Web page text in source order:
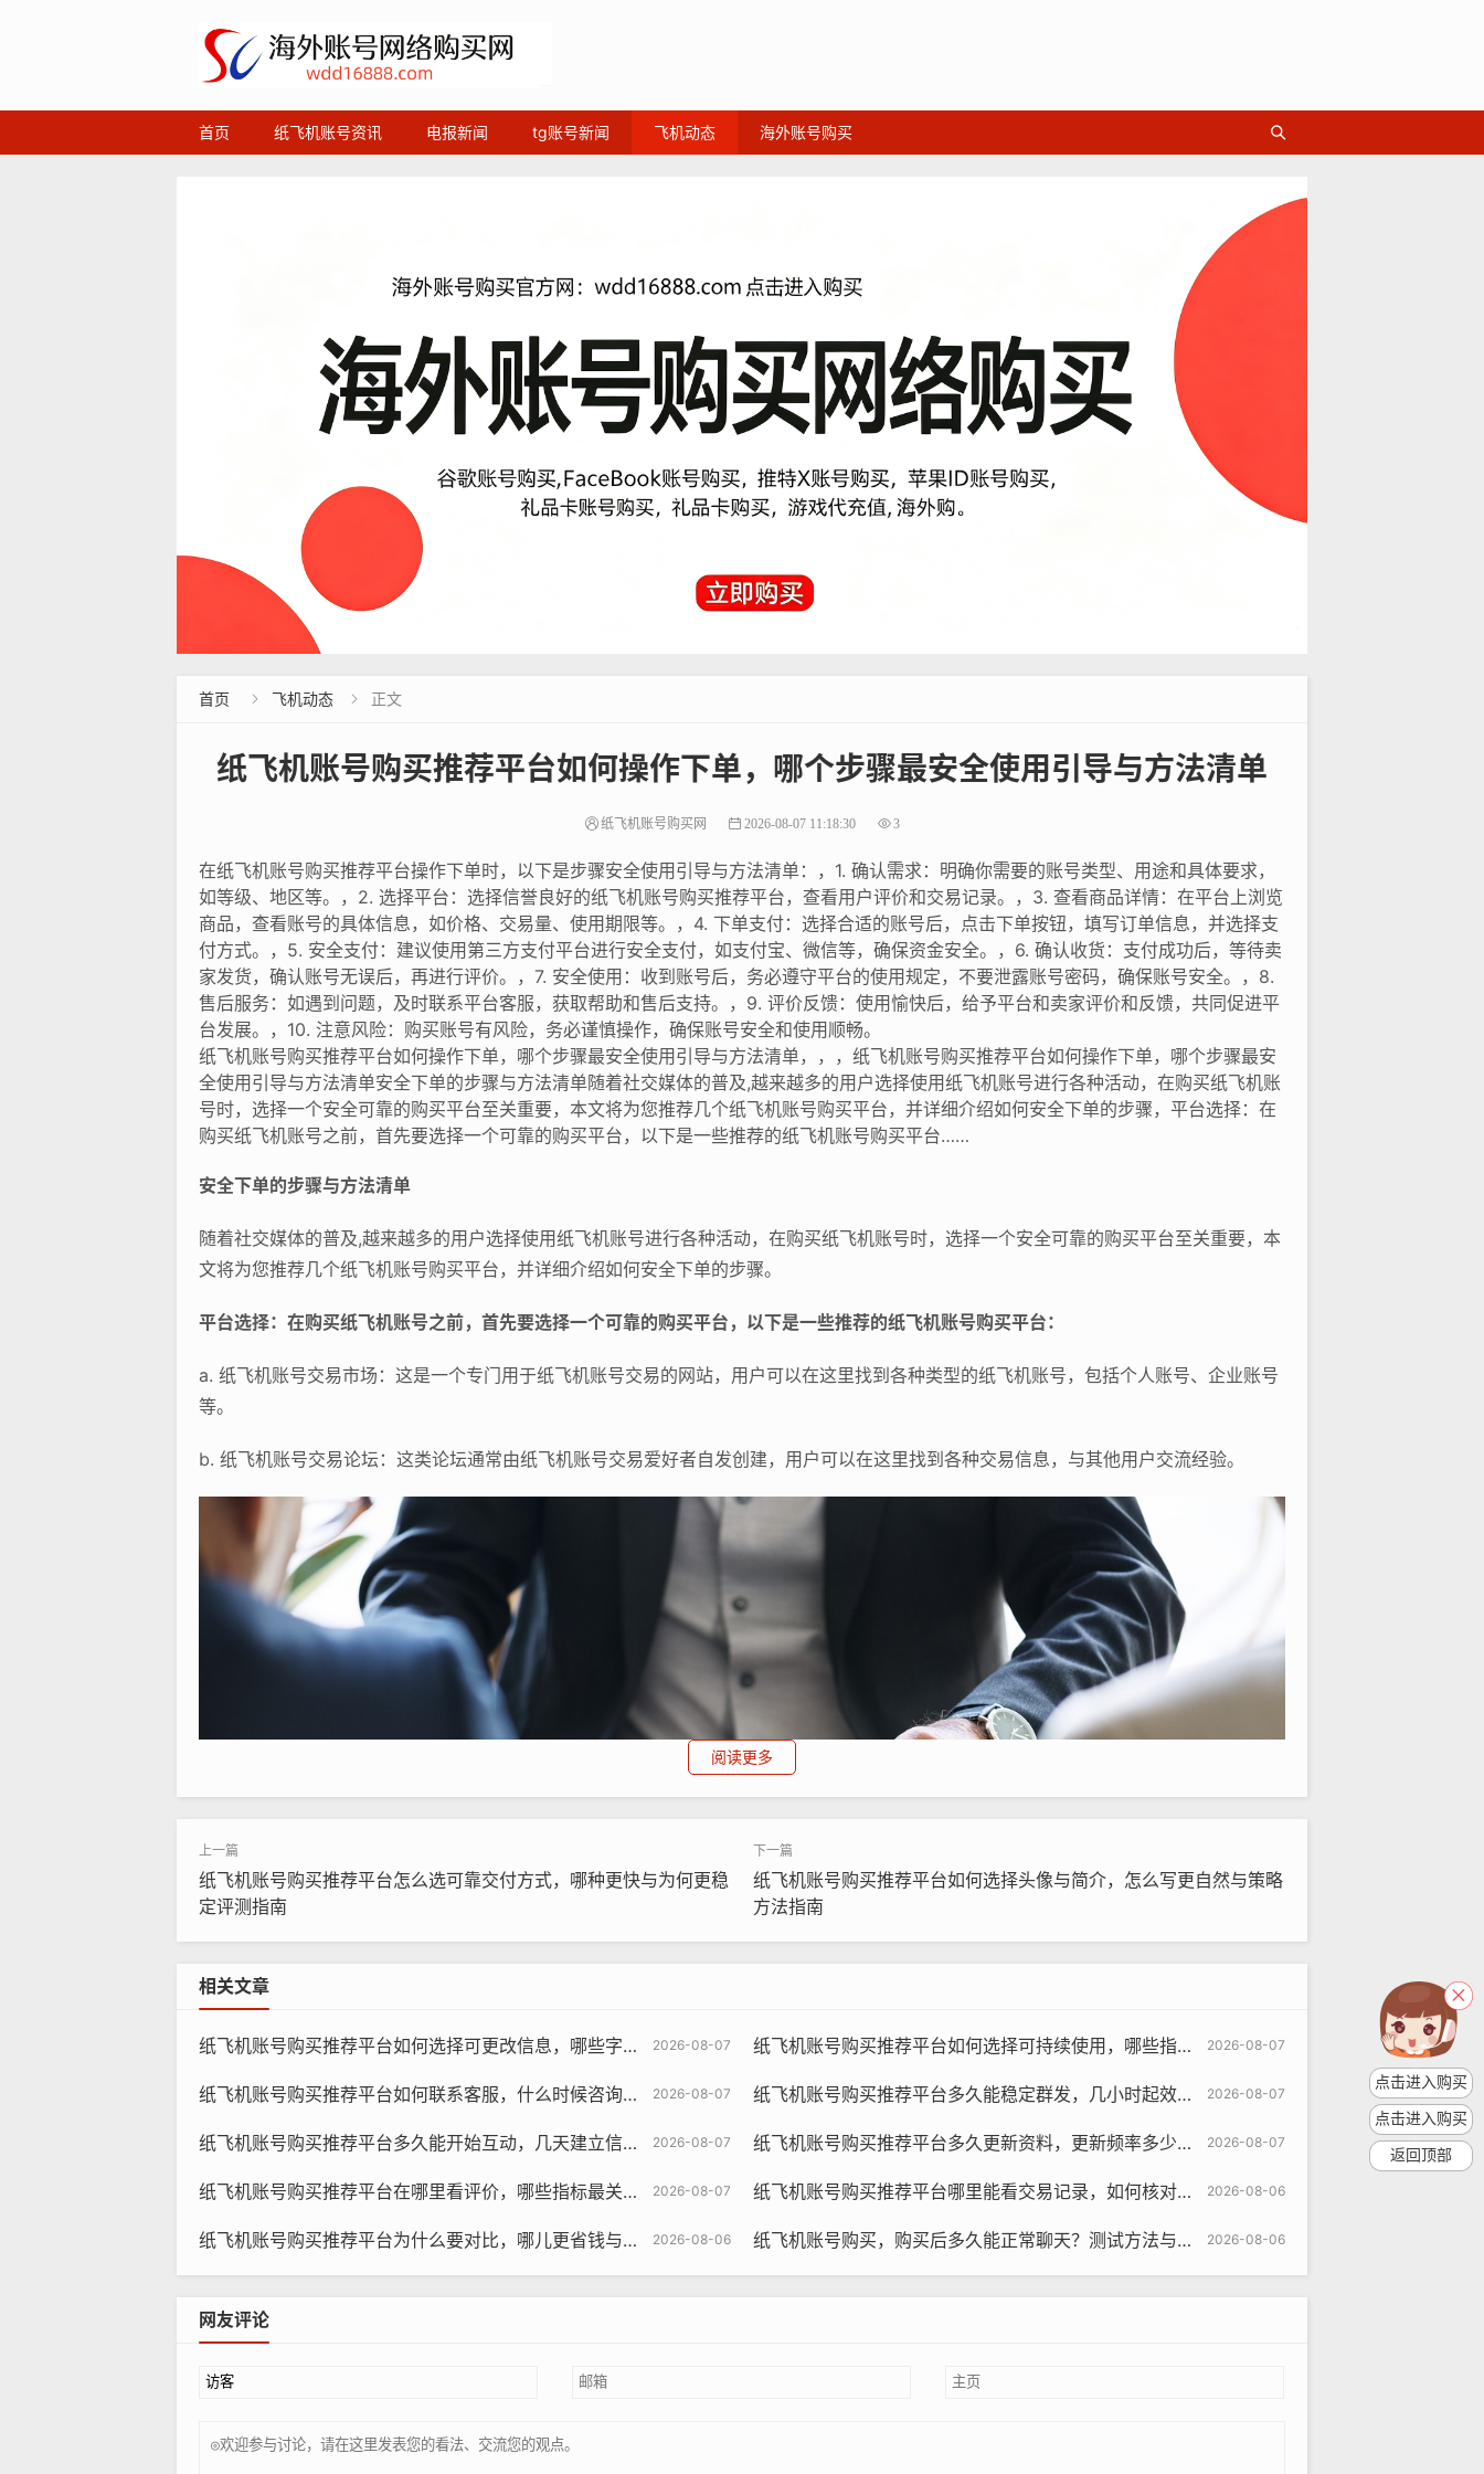
首页 纸飞机账号资讯 电报新闻 tg账号新闻 飞机动态 海外账号购买
首页  飞机动态  正文
纸飞机账号购买推荐平台如何操作下单，哪个步骤最安全使用引导与方法清单
纸飞机账号购买网 2026-08-07 11:18:30 3
在纸飞机账号购买推荐平台操作下单时，以下是步骤安全使用引导与方法清单：，1. 确认需求：明确你需要的账号类型、用途和具体要求，
如等级、地区等。，2. 选择平台：选择信誉良好的纸飞机账号购买推荐平台，查看用户评价和交易记录。，3. 查看商品详情：在平台上浏览
商品，查看账号的具体信息，如价格、交易量、使用期限等。，4. 下单支付：选择合适的账号后，点击下单按钮，填写订单信息，并选择支
付方式。，5. 安全支付：建议使用第三方支付平台进行安全支付，如支付宝、微信等，确保资金安全。，6. 确认收货：支付成功后，等待卖
家发货，确认账号无误后，再进行评价。，7. 安全使用：收到账号后，务必遵守平台的使用规定，不要泄露账号密码，确保账号安全。，8.
售后服务：如遇到问题，及时联系平台客服，获取帮助和售后支持。，9. 评价反馈：使用愉快后，给予平台和卖家评价和反馈，共同促进平
台发展。，10. 注意风险：购买账号有风险，务必谨慎操作，确保账号安全和使用顺畅。
纸飞机账号购买推荐平台如何操作下单，哪个步骤最安全使用引导与方法清单，，，纸飞机账号购买推荐平台如何操作下单，哪个步骤最安
全使用引导与方法清单安全下单的步骤与方法清单随着社交媒体的普及,越来越多的用户选择使用纸飞机账号进行各种活动，在购买纸飞机账
号时，选择一个安全可靠的购买平台至关重要，本文将为您推荐几个纸飞机账号购买平台，并详细介绍如何安全下单的步骤，平台选择：在
购买纸飞机账号之前，首先要选择一个可靠的购买平台，以下是一些推荐的纸飞机账号购买平台……
安全下单的步骤与方法清单
随着社交媒体的普及,越来越多的用户选择使用纸飞机账号进行各种活动，在购买纸飞机账号时，选择一个安全可靠的购买平台至关重要，本
文将为您推荐几个纸飞机账号购买平台，并详细介绍如何安全下单的步骤。
平台选择：在购买纸飞机账号之前，首先要选择一个可靠的购买平台，以下是一些推荐的纸飞机账号购买平台：
a. 纸飞机账号交易市场：这是一个专门用于纸飞机账号交易的网站，用户可以在这里找到各种类型的纸飞机账号，包括个人账号、企业账号
等。
b. 纸飞机账号交易论坛：这类论坛通常由纸飞机账号交易爱好者自发创建，用户可以在这里找到各种交易信息，与其他用户交流经验。
c. 纸飞机账号中介：这类中介通常提供纸飞机账号的购买、租赁、转让等服务，用户可以在这里找到各种类型的纸飞机账号。
阅读更多
纸飞机账号购买推荐平台怎么选可靠交付方式，哪种更快与为何更稳
定评测指南
纸飞机账号购买推荐平台如何选择头像与简介，怎么写更自然与策略
方法指南
相关文章
2026-08-07
纸飞机账号购买推荐平台如何选择可更改信息，哪些字段允许与怎么操作引导 2026-08-07
纸飞机账号购买推荐平台如何选择可持续使用，哪些指标决定寿命与评测指南
2026-08-07
纸飞机账号购买推荐平台如何联系客服，什么时候咨询最有效与怎么提问方法 2026-08-07
纸飞机账号购买推荐平台多久能稳定群发，几小时起效与使用提示方法
2026-08-07
纸飞机账号购买推荐平台多久能开始互动，几天建立信任与使用提示教程 2026-08-07
纸飞机账号购买推荐平台多久更新资料，更新频率多少与为何影响互动学习
2026-08-07
纸飞机账号购买推荐平台在哪里看评价，哪些指标最关键与对比推荐策略指南 2026-08-06
纸飞机账号购买推荐平台哪里能看交易记录，如何核对与为什么要核验教程
2026-08-06
纸飞机账号购买推荐平台为什么要对比，哪儿更省钱与更快到账评测研究策略 2026-08-06
纸飞机账号购买，购买后多久能正常聊天？测试方法与引导
网友评论
点击进入购买
点击进入购买
返回顶部